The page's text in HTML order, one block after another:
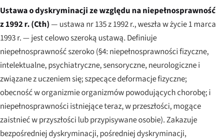
Ustawa o dyskryminacji ze względu na niepełnosprawność
z 1992 r. (Cth)— ustawa nr 135 z 1992 r., weszła w życie 1 marca
1993 r. — jest celowo szeroką ustawą. Definiuje
niepełnosprawność szeroko (§4: niepełnosprawności fizyczne,
intelektualne, psychiatryczne, sensoryczne, neurologiczne i
związane z uczeniem się; szpecące deformacje fizyczne;
obecność w organizmie organizmów powodujących chorobę; i
niepełnosprawności istniejące teraz, w przeszłości, mogące
zaistnieć w przyszłości lub przypisywane osobie). Zakazuje
bezpośredniej dyskryminacji, pośredniej dyskryminacji,